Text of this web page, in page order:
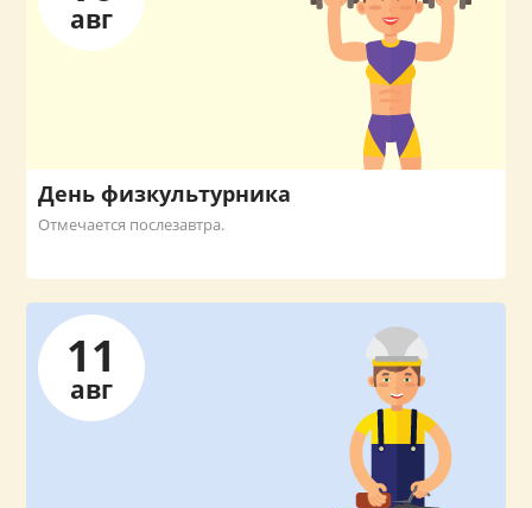
авг
День физкультурника
Отмечается послезавтра.
11
авг